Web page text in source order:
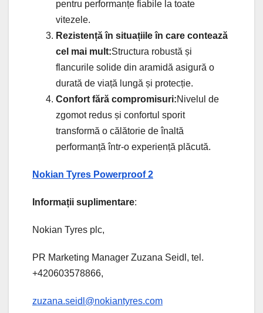
pentru performanțe fiabile la toate
vitezele.
Rezistență în situațiile în care contează
cel mai mult:Structura robustă și
flancurile solide din aramidă asigură o
durată de viață lungă și protecție.
Confort fără compromisuri:Nivelul de
zgomot redus și confortul sporit
transformă o călătorie de înaltă
performanță într-o experiență plăcută.
Nokian Tyres Powerproof 2
Informații suplimentare:
Nokian Tyres plc,
PR Marketing Manager Zuzana Seidl, tel.
+420603578866,
zuzana.seidl@nokiantyres.com